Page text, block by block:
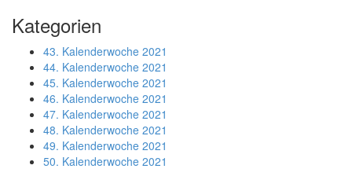
Kategorien
43. Kalenderwoche 2021
44. Kalenderwoche 2021
45. Kalenderwoche 2021
46. Kalenderwoche 2021
47. Kalenderwoche 2021
48. Kalenderwoche 2021
49. Kalenderwoche 2021
50. Kalenderwoche 2021